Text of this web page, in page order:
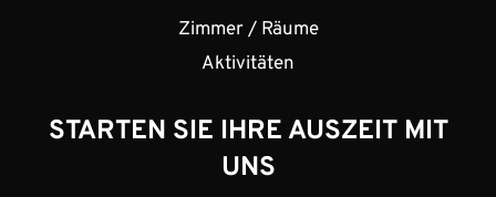
Zimmer / Räume
Aktivitäten
STARTEN SIE IHRE AUSZEIT MIT
UNS